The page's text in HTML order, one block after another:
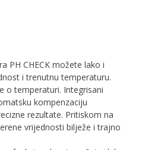
PH CHECK možete lako i
i trenutnu temperaturu.
o temperaturi. Integrisani
kompenzaciju
rezultate. Pritiskom na
vrijednosti bilježe i trajno